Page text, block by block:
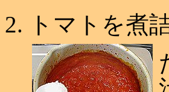
トマトを煮